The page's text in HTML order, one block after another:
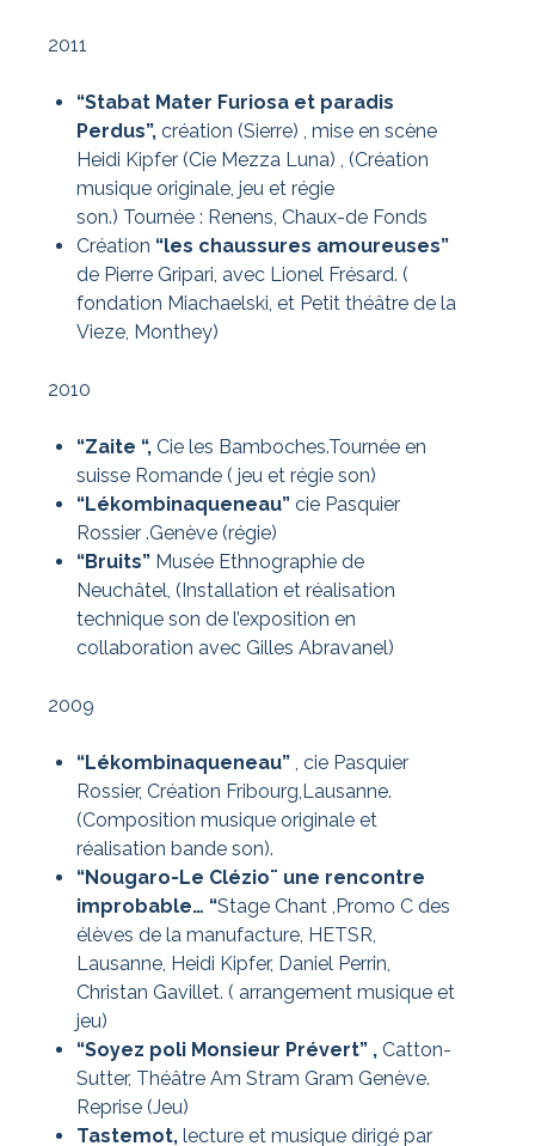
2011
“Stabat Mater Furiosa et paradis
Perdus”,création (Sierre) , mise en scène
Heidi Kipfer (Cie Mezza Luna) , (Création
musique originale, jeu et régie
son.) Tournée : Renens, Chaux-de Fonds
Création “les chaussures amoureuses”
de Pierre Gripari, avec Lionel Frésard. (
fondation Miachaelski, et Petit théâtre de la
Vieze, Monthey)
2010
“Zaite “,Cie les Bamboches.Tournée en
suisse Romande ( jeu et régie son)
“Lékombinaqueneau”cie Pasquier
Rossier .Genève (régie)
“Bruits”Musée Ethnographie de
Neuchâtel, (Installation et réalisation
technique son de l’exposition en
collaboration avec Gilles Abravanel)
2009
“Lékombinaqueneau” , cie Pasquier
Rossier, Création Fribourg,Lausanne.
(Composition musique originale et
réalisation bande son).
“Nougaro-Le Clézio¨ une rencontre
improbable… “Stage Chant ,Promo C des
élèves de la manufacture, HETSR,
Lausanne, Heidi Kipfer, Daniel Perrin,
Christan Gavillet. ( arrangement musique et
jeu)
“Soyez poli Monsieur Prévert” ,Catton-
Sutter, Théâtre Am Stram Gram Genève.
Reprise (Jeu)
Tastemot,lecture et musique dirigé par